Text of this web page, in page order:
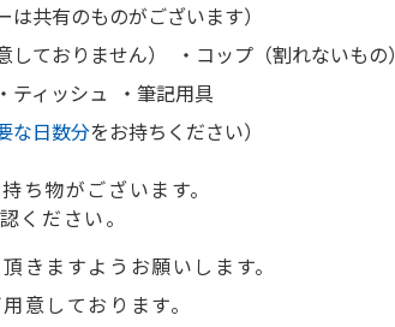
共有のものがございます）
ておりません）
・コップ（割れないもの）
・ティッシュ
・筆記用具
な日数分をお持ちください）
ち物がございます。
ください。
きますようお願いします。
意しております。